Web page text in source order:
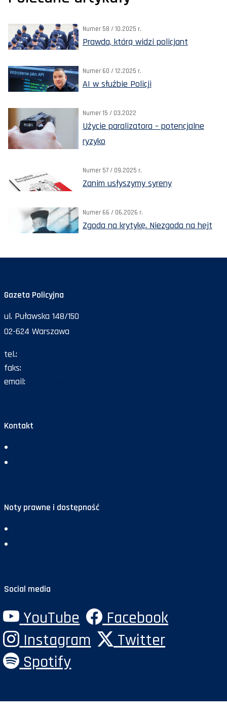
Numer 58 / 10.2025 r.
Prawda, którą widzi policjant
Numer 60 / 12.2025 r.
AI w służbie Policji
Numer 15 / 03.2022
Użycie paralizatora – potencjalne
ryzyko
Numer 57 / 09.2025 r.
Zanim usłyszymy syreny
Numer 66 / 06.2026 r.
Zgoda na krytykę. Niezgoda na hejt
Gazeta Policyjna
ul. Puławska 148/150
02-624 Warszawa
tel.:
faks:
email:
Kontakt
Noty prawne i dostępność
Social media
YouTube
Facebook
Instagram
Twitter
Spotify